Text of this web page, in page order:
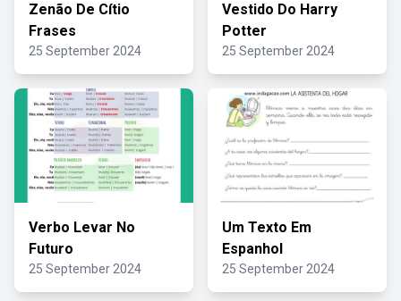
Zenão De Cítio
Frases
25 September 2024
Vestido Do Harry
Potter
25 September 2024
Verbo Levar No
Futuro
25 September 2024
Um Texto Em
Espanhol
25 September 2024